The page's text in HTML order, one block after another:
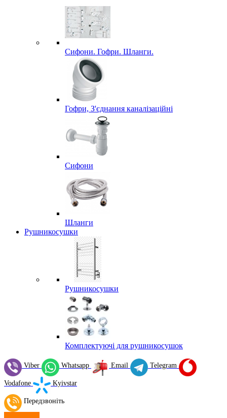
Сифони. Гофри. Шланги.
Гофри, З'єднання каналізаційні
Сифони
Шланги
Рушникосушки
Рушникосушки
Комплектуючі для рушникосушок
Viber Whatsapp Email Telegram
Vodafone Kyivstar
Передзвоніть